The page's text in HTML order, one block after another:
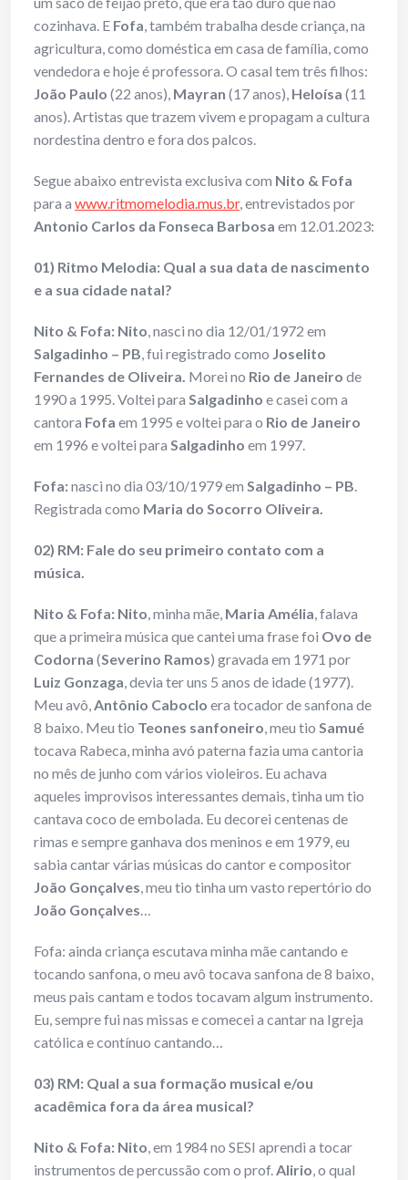
cozinhava. E Fofa, também trabalha desde criança, na
agricultura, como doméstica em casa de família, como
vendedora e hoje é professora. O casal tem três filhos:
João Paulo (22 anos), Mayran (17 anos), Heloísa (11
anos). Artistas que trazem vivem e propagam a cultura
nordestina dentro e fora dos palcos.
Segue abaixo entrevista exclusiva com Nito & Fofa
para a www.ritmomelodia.mus.br, entrevistados por
Antonio Carlos da Fonseca Barbosa em 12.01.2023:
01) Ritmo Melodia: Qual a sua data de nascimento
e a sua cidade natal?
Nito & Fofa: Nito, nasci no dia 12/01/1972 em
Salgadinho – PB, fui registrado como Joselito
Fernandes de Oliveira. Morei no Rio de Janeiro de
1990 a 1995. Voltei para Salgadinho e casei com a
cantora Fofa em 1995 e voltei para o Rio de Janeiro
em 1996 e voltei para Salgadinho em 1997.
Fofa:nasci no dia 03/10/1979 em Salgadinho – PB.
Registrada como Maria do Socorro Oliveira.
02) RM: Fale do seu primeiro contato com a
música.
Nito & Fofa: Nito, minha mãe, Maria Amélia, falava
que a primeira música que cantei uma frase foi Ovo de
Codorna (Severino Ramos) gravada em 1971 por
Luiz Gonzaga, devia ter uns 5 anos de idade (1977).
Meu avô,Antônio Caboclo era tocador de sanfona de
8 baixo. Meu tio Teones sanfoneiro, meu tio Samué
tocava Rabeca, minha avó paterna fazia uma cantoria
no mês de junho com vários violeiros. Eu achava
aqueles improvisos interessantes demais, tinha um tio
cantava coco de embolada. Eu decorei centenas de
rimas e sempre ganhava dos meninos e em 1979, eu
sabia cantar várias músicas do cantor e compositor
João Gonçalves, meu tio tinha um vasto repertório do
João Gonçalves…
Fofa: ainda criança escutava minha mãe cantando e
tocando sanfona, o meu avô tocava sanfona de 8 baixo,
meus pais cantam e todos tocavam algum instrumento.
Eu, sempre fui nas missas e comecei a cantar na Igreja
católica e contínuo cantando…
03) RM: Qual a sua formação musical e/ou
acadêmica fora da área musical?
Nito & Fofa: Nito, em 1984 no SESI aprendi a tocar
instrumentos de percussão com o prof.Alirio, o qual